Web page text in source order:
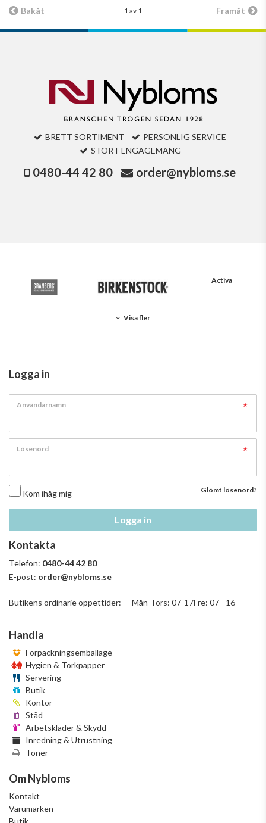
Bakåt 1 av 1 Framåt
BRETT SORTIMENT
PERSONLIG SERVICE
STORT ENGAGEMANG
0480-44 42 80 order@nybloms.se
Activa
Visa fler
Logga in
Användarnamn
Lösenord
Kom ihåg mig Glömt lösenord?
Logga in
Kontakta
Telefon: 0480-44 42 80
E-post: order@nybloms.se
Butikens ordinarie öppettider: Mån-Tors: 07-17Fre: 07 - 16
Handla
Förpackningsemballage
Hygien & Torkpapper
Servering
Butik
Kontor
Städ
Arbetskläder & Skydd
Inredning & Utrustning
Toner
Om Nybloms
Kontakt
Varumärken